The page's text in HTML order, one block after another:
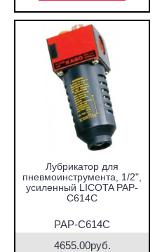
Лубрикатор для
пневмоинструмента, 1/2",
усиленный LICOTA PAP-
C614C
PAP-C614C
4655.00руб.